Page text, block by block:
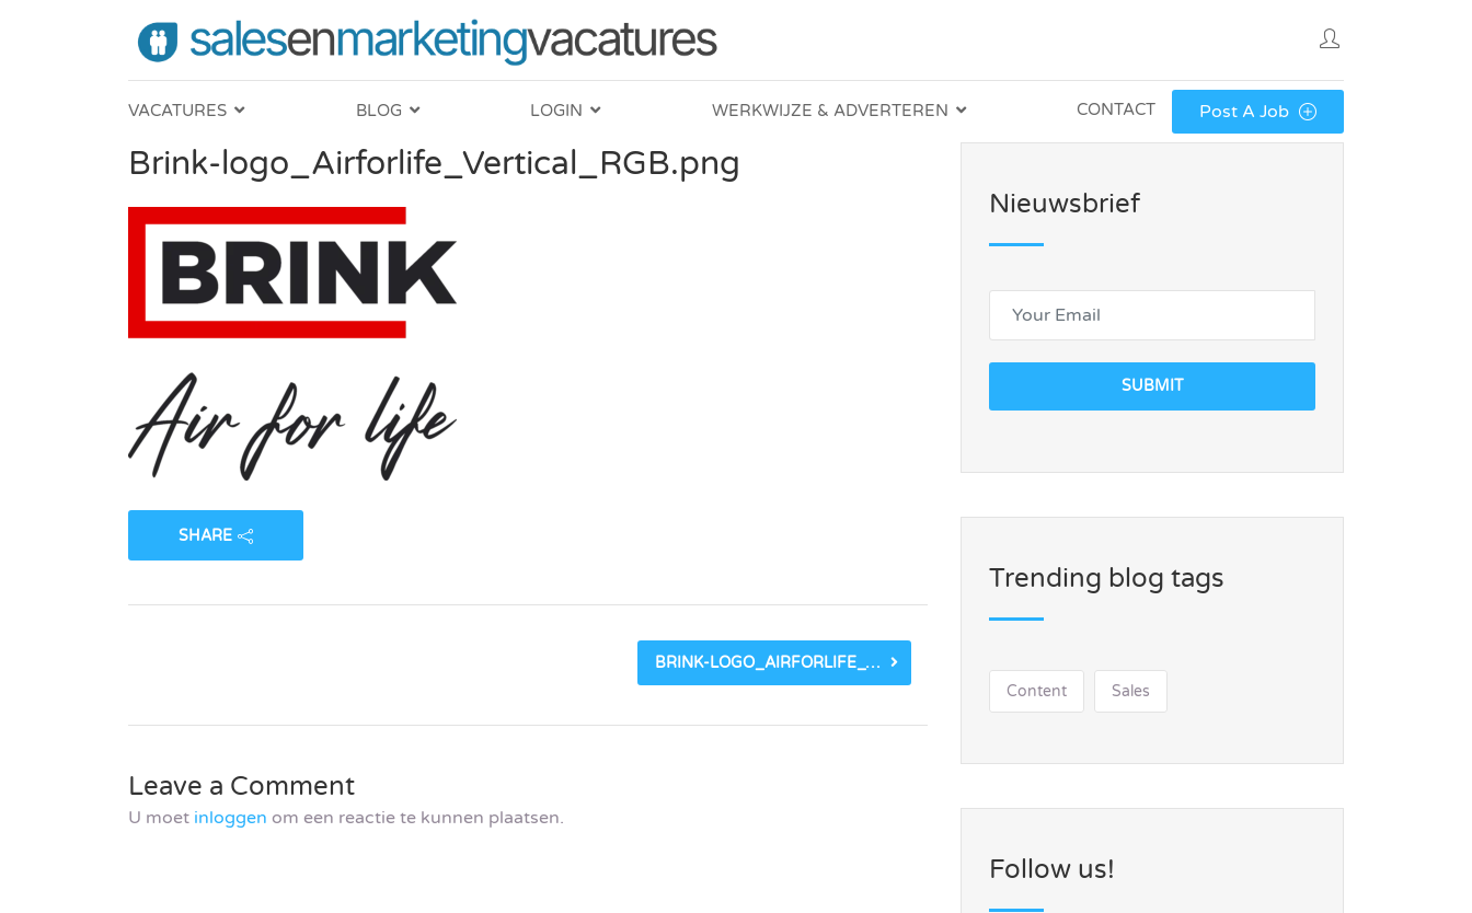
VACATURES BLOG LOGIN WERKWIJZE & ADVERTEREN CONTACT Post A Job
Brink-logo_Airforlife_Vertical_RGB.png
SHARE
BRINK-LOGO_AIRFORLIFE_VERTICAL_RGB.PNG
Leave a Comment
U moet inloggen om een reactie te kunnen plaatsen.
Nieuwsbrief
SUBMIT
Trending blog tags
Content Sales
Follow us!